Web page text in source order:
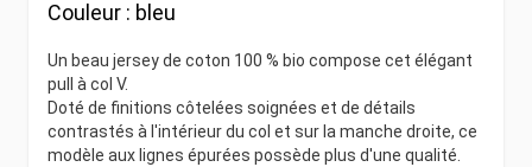
Couleur : bleu
Un beau jersey de coton 100 % bio compose cet élégant
pull à col V.
Doté de finitions côtelées soignées et de détails
contrastés à l'intérieur du col et sur la manche droite, ce
modèle aux lignes épurées possède plus d'une qualité.